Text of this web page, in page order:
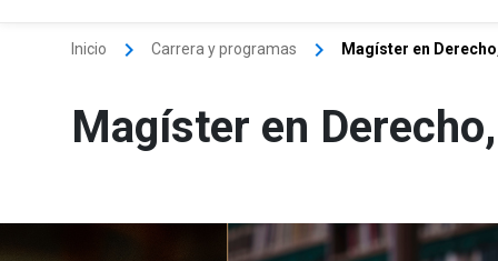
Inicio keyboard_arrow_right Carrera y programas keyboard_arrow_right Magíster en
Magíster en